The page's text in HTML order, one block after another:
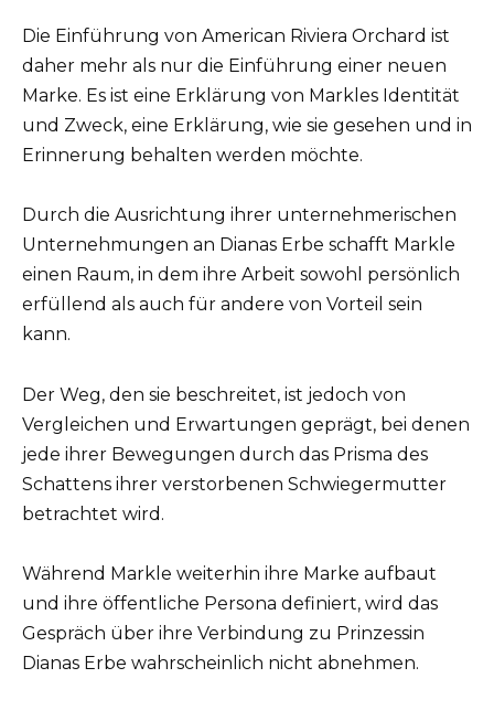
Die Einführung von American Riviera Orchard ist
daher mehr als nur die Einführung einer neuen
Marke. Es ist eine Erklärung von Markles Identität
und Zweck, eine Erklärung, wie sie gesehen und in
Erinnerung behalten werden möchte.
Durch die Ausrichtung ihrer unternehmerischen
Unternehmungen an Dianas Erbe schafft Markle
einen Raum, in dem ihre Arbeit sowohl persönlich
erfüllend als auch für andere von Vorteil sein
kann.
Der Weg, den sie beschreitet, ist jedoch von
Vergleichen und Erwartungen geprägt, bei denen
jede ihrer Bewegungen durch das Prisma des
Schattens ihrer verstorbenen Schwiegermutter
betrachtet wird.
Während Markle weiterhin ihre Marke aufbaut
und ihre öffentliche Persona definiert, wird das
Gespräch über ihre Verbindung zu Prinzessin
Dianas Erbe wahrscheinlich nicht abnehmen.